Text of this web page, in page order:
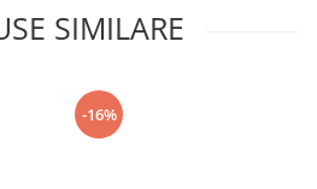
SIMILARE
-16%